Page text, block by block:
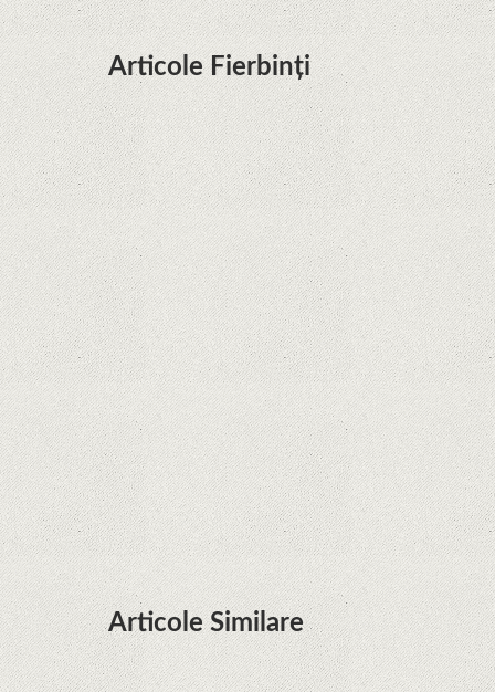
Articole Fierbinți
Dota Anime venind la Netflix în această lună de
la Legenda Korra Studio Mir
Curtea Supremă reglementează în favoarea
Google în Oracle Java Fight
Zvon: aplicațiile Google nu se mai pot instala pe
terminalele Huawei cu procesoare Kirin
Huawei P50 primeşte o posibilă dată de lansare
şi e mai curând decât credeam; Are cameră
telephoto cu zoom optic variabil
Articole Similare
Descoperire remarcabilă. Genomul uman nu mai